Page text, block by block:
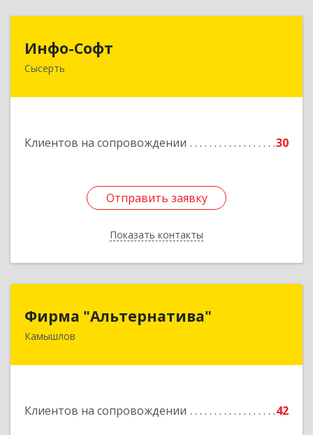
Инфо-Софт
Сысерть
Клиентов на сопровождении 30
Отправить заявку
Показать контакты
624021, Свердловская обл, Сысерть г, Коммуны
Отправить заявку
Назад
Фирма "Альтернатива"
Камышлов
Клиентов на сопровождении 42
624860, Свердловская обл, Камышлов г, Ленина